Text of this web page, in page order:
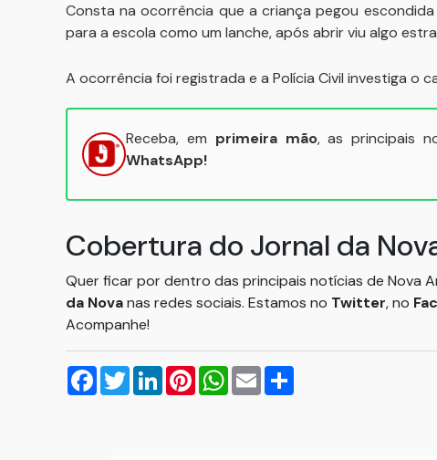
Consta na ocorrência que a criança pegou
para a escola como um lanche, após abrir viu algo
A ocorrência foi registrada e a Polícia Civil investiga o
Receba, em primeira mão, as principais
WhatsApp!
Cobertura do Jornal da
Quer ficar por dentro das principais notícias de Nova
da Novanas redes sociais. Estamos no Twitter, no
Acompanhe!
Facebook
TwitterLinkedInPinterestWhatsApp
Email